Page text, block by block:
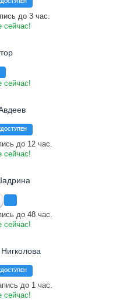
до 3 час.
сейчас!
сейчас!
до 12 час.
сейчас!
до 48 час.
сейчас!
до 1 час.
сейчас!